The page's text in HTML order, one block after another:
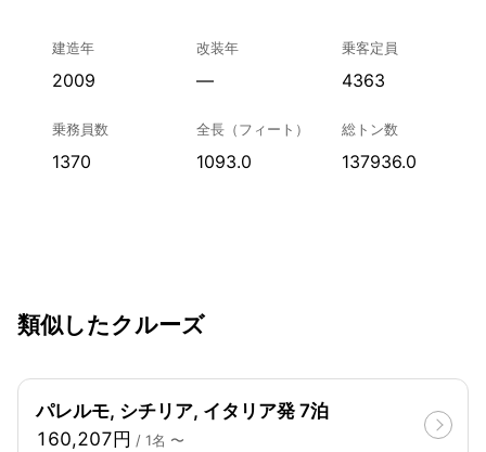
建造年
2009
改装年
—
乗客定員
4363
乗務員数
1370
全長（フィート）
1093.0
総トン数
137936.0
類似したクルーズ
パレルモ, シチリア, イタリア発 7泊
160,207円 / 1名 〜